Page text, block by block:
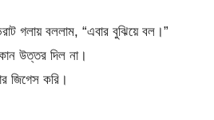
গলায় বললাম, “এবার বুঝিয়ে বল।”
উত্তর দিল না।
জিগেস করি।